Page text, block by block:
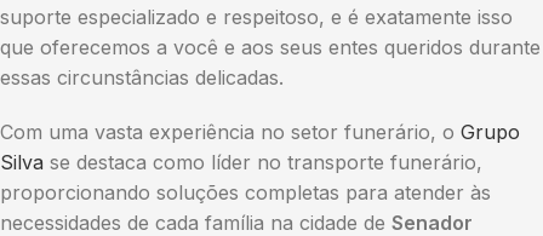
suporte especializado e respeitoso, e é exatamente isso
que oferecemos a você e aos seus entes queridos durante
essas circunstâncias delicadas.
Com uma vasta experiência no setor funerário, o Grupo
Silva se destaca como líder no transporte funerário,
proporcionando soluções completas para atender às
necessidades de cada família na cidade de Senador